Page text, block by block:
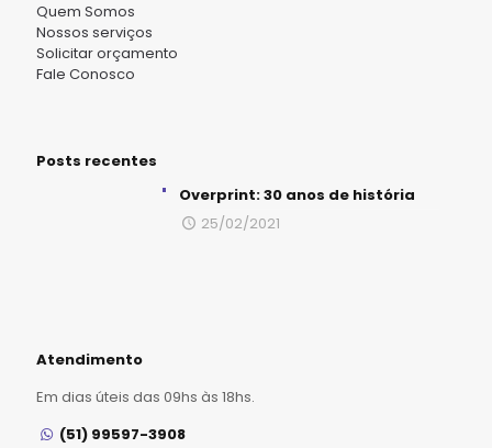
Quem Somos
Nossos serviços
Solicitar orçamento
Fale Conosco
Posts recentes
Overprint: 30 anos de história
25/02/2021
Atendimento
Em dias úteis das 09hs às 18hs.
(51) 99597-3908